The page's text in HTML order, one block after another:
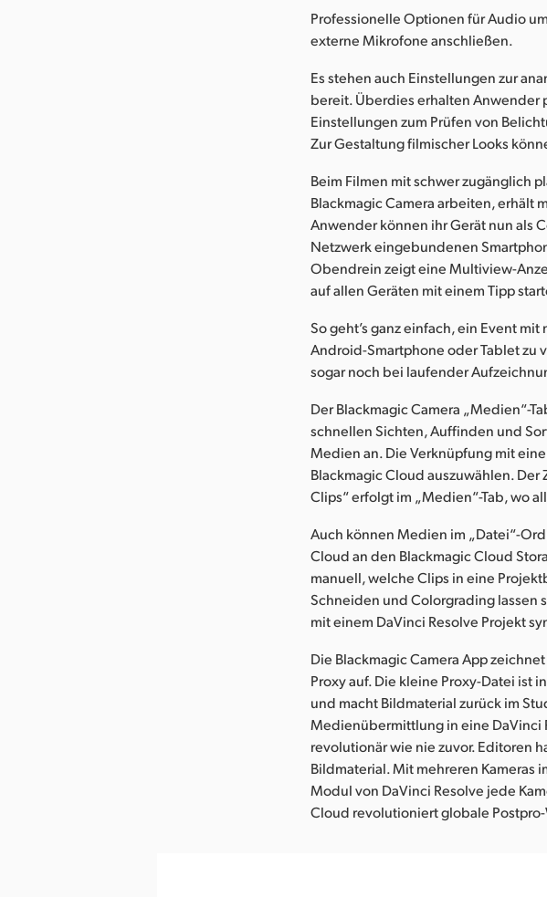
Professionelle Optionen für Audio
externe Mikrofone anschließen.
Es stehen auch Einstellungen zur
bereit. Überdies erhalten Anwender
Einstellungen zum Prüfen von
Zur Gestaltung filmischer Looks
Beim Filmen mit schwer zugänglich
Blackmagic Camera arbeiten, erhält
Anwender können ihr Gerät nun als
Netzwerk eingebundenen
Obendrein zeigt eine Multiview-
auf allen Geräten mit einem Tipp
So geht’s ganz einfach, ein Event
Android-Smartphone oder Tablet zu
sogar noch bei laufender
Der Blackmagic Camera „Medien“-
schnellen Sichten, Auffinden und
Medien an. Die Verknüpfung mit
Blackmagic Cloud auszuwählen.
Clips“ erfolgt im „Medien“-Tab, wo
Auch können Medien im „Datei“-
Cloud an den Blackmagic Cloud
manuell, welche Clips in eine
Schneiden und Colorgrading lassen
mit einem DaVinci Resolve Projekt
Die Blackmagic Camera App
Proxy auf. Die kleine Proxy-Datei ist
und macht Bildmaterial zurück im
Medienübermittlung in eine DaVinci
revolutionär wie nie zuvor. Editoren
Bildmaterial. Mit mehreren Kameras
Modul von DaVinci Resolve jede
Cloud revolutioniert globale